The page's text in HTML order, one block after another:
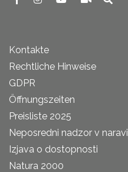
Kontakte
Rechtliche Hinweise
GDPR
Öffnungszeiten
Preisliste 2025
Neposredni nadzor v naravi
Izjava o dostopnosti
Natura 2000